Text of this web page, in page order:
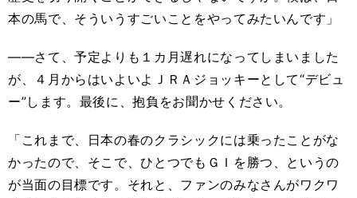
本の馬で、そういうすごいことをやってみたいんです」
――さて、予定よりも１カ月遅れになってしまいました
が、４月からはいよいよＪＲＡジョッキーとして“デビュ
ー”します。最後に、抱負をお聞かせください。
「これまで、日本の春のクラシックには乗ったことがな
かったので、そこで、ひとつでもＧＩを勝つ、というの
が当面の目標です。それと、ファンのみなさんがワクワ